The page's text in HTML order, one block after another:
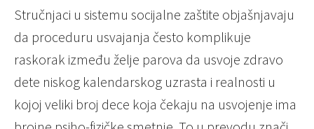
Stručnjaci u sistemu socijalne zaštite objašnjavaju
da proceduru usvajanja često komplikuje
raskorak između želje parova da usvoje zdravo
dete niskog kalendarskog uzrasta i realnosti u
kojoj veliki broj dece koja čekaju na usvojenje ima